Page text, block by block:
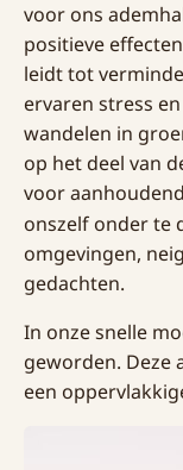
voor ons
positieve
leidt tot
ervaren stress
wandelen in
op het deel van
voor
onszelf onder te
omgevingen,
gedachten.
In onze snelle
geworden. Deze
een